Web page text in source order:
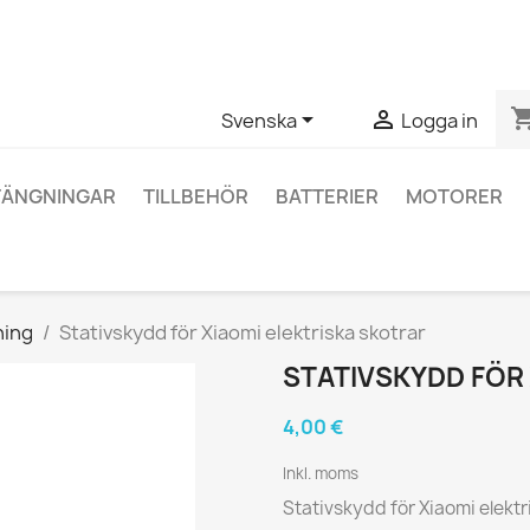
Svenska  Logga in
TILLBEHÖR BATTERIER MOTORER
Stativskydd för Xiaomi elektriska skotrar
STATIVSKYDD
4,00 €
Inkl. moms
Stativskydd för Xiaomi